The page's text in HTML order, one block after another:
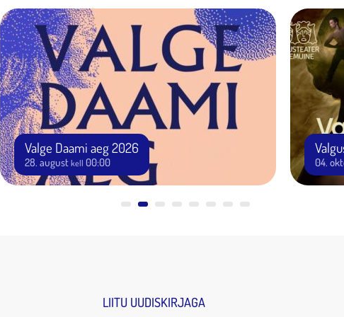
Valge Daami aeg 2026
28. august kell 00:00 04.
LIITU UUDISKIRJAGA